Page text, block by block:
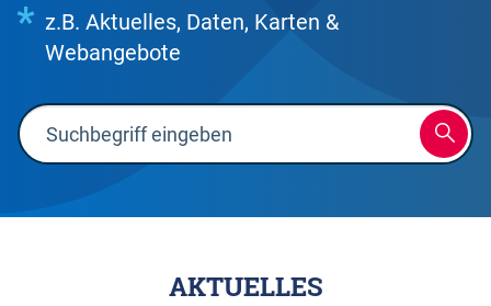
z.B. Aktuelles, Daten, Karten &
Webangebote
AKTUELLES